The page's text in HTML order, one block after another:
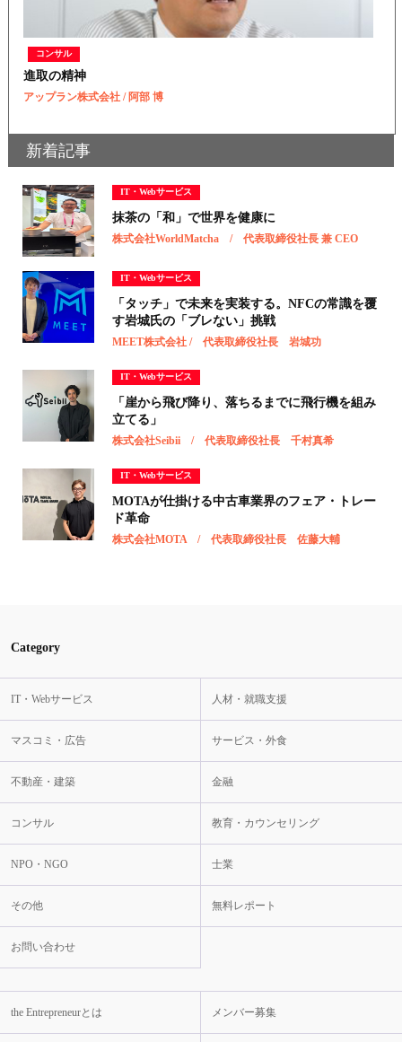
コンサル
進取の精神
アップラン株式会社 / 阿部 博
新着記事
IT・Webサービス
抹茶の「和」で世界を健康に
株式会社WorldMatcha / 代表取締役社長 兼 CEO
IT・Webサービス
「タッチ」で未来を実装する。NFCの常識を覆
す岩城氏の「ブレない」挑戦
MEET株式会社 / 代表取締役社長 岩城功
IT・Webサービス
「崖から飛び降り、落ちるまでに飛行機を組み
立てる」
株式会社Seibii / 代表取締役社長 千村真希
IT・Webサービス
MOTAが仕掛ける中古車業界のフェア・トレー
ド革命
株式会社MOTA / 代表取締役社長 佐藤大輔
Category
IT・Webサービス 人材・就職支援
マスコミ・広告 サービス・外食
不動産・建築 金融
コンサル 教育・カウンセリング
NPO・NGO 士業
その他 無料レポート
お問い合わせ
the Entrepreneurとは メンバー募集